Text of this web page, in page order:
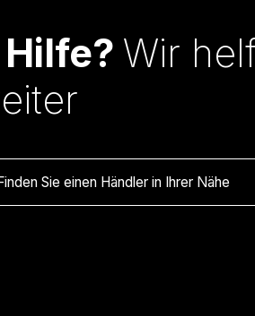
Wir
Sie einen Händler in Ihrer Nähe